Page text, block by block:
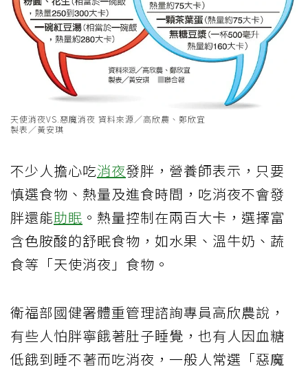
天使消夜VS.惡魔消夜 資料來源／高欣農、鄭欣宜
製表／黃安琪
不少人擔心吃消夜發胖，營養師表示，只要
慎選食物、熱量及進食時間，吃消夜不會發
胖還能助眠 。熱量控制在兩百大卡，選擇富
含色胺酸的舒眠食物，如水果、溫牛奶、蔬
食等「天使消夜」食物。
衛福部國健署體重管理諮詢專員高欣農說，
有些人怕胖寧餓著肚子睡覺，也有人因血糖
低餓到睡不著而吃消夜，一般人常選「惡魔